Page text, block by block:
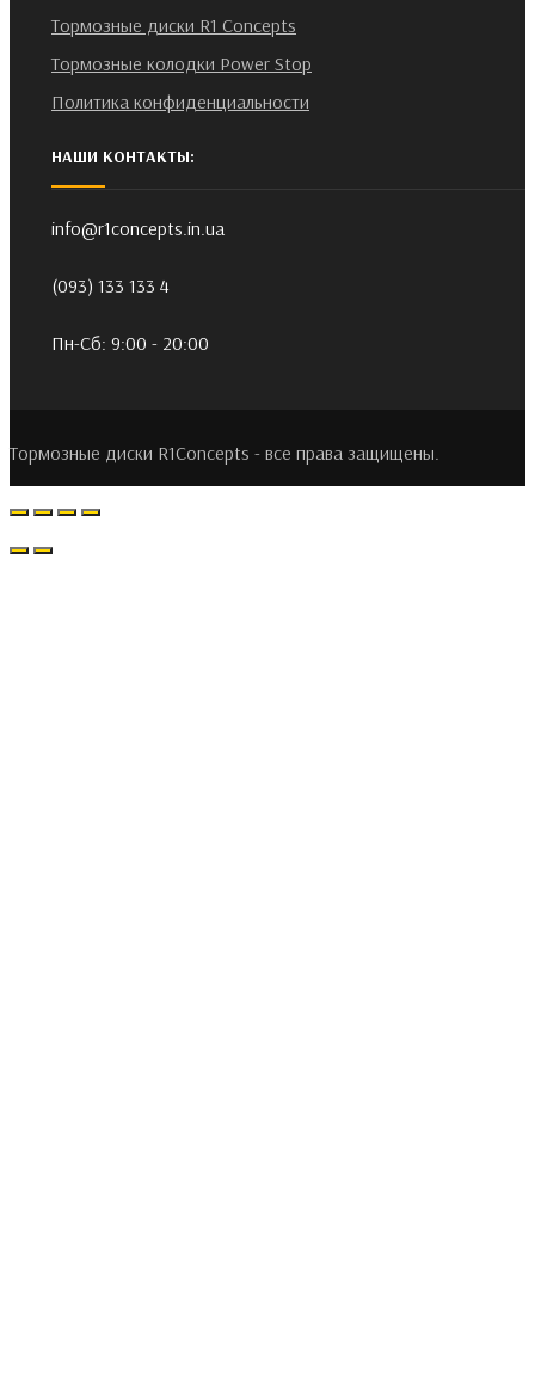
Тормозные диски R1 Concepts
Тормозные колодки Power Stop
Политика конфиденциальности
НАШИ КОНТАКТЫ:
info@r1concepts.in.ua
(093) 133 133 4
Пн-Сб: 9:00 - 20:00
Тормозные диски R1Concepts - все права защищены.